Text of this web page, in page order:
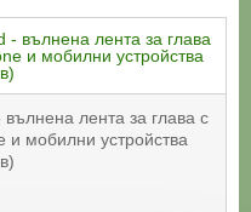
лента за глава с
и мобилни устройства